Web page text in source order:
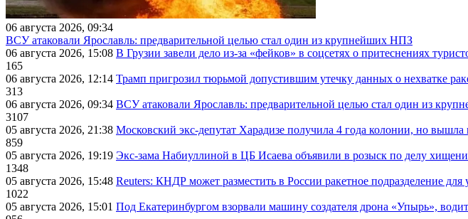
06 августа 2026, 09:34
ВСУ атаковали Ярославль: предварительной целью стал один из крупнейших НПЗ
06 августа 2026, 15:08 В Грузии завели дело из-за «фейков» в соцсетях о притеснениях
165
06 августа 2026, 12:14 Трамп пригрозил тюрьмой допустившим утечку данных о нехватке
313
06 августа 2026, 09:34 ВСУ атаковали Ярославль: предварительной целью стал один из
3107
05 августа 2026, 21:38 Московский экс-депутат Харадизе получила 4 года колонии, но вышла
859
05 августа 2026, 19:19 Экс-зама Набиуллиной в ЦБ Исаева объявили в розыск по делу
1348
05 августа 2026, 15:48 Reuters: КНДР может разместить в России ракетное подразделение для
1022
05 августа 2026, 15:01 Под Екатеринбургом взорвали машину создателя дрона «Упырь»,